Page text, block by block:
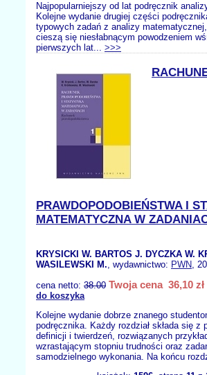
Najpopularniejszy od lat podręcznik
Kolejne wydanie drugiej części
typowych zadań z analizy
cieszą się niesłabnącym powodzeniem
pierwszych lat... >>>
PRAWDOPODOBIEŃSTWA I
MATEMATYCZNA W
KRYSICKI W. BARTOS J. DYCZKA W.
WASILEWSKI M., wydawnictwo: PWN,
cena netto: 38.00 Twoja cena 36,10 zł
do koszyka
Kolejne wydanie dobrze znanego
podręcznika. Każdy rozdział składa się z
definicji i twierdzeń, rozwiązanych
wzrastającym stopniu trudności oraz
samodzielnego wykonania. Na końcu